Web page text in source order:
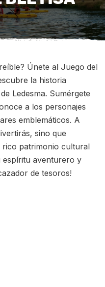
Únete al Juego del
la historia
Ledesma. Sumérgete
a los personajes
emblemáticos. A
sino que
rico patrimonio cultural
espíritu aventurero y
de tesoros!